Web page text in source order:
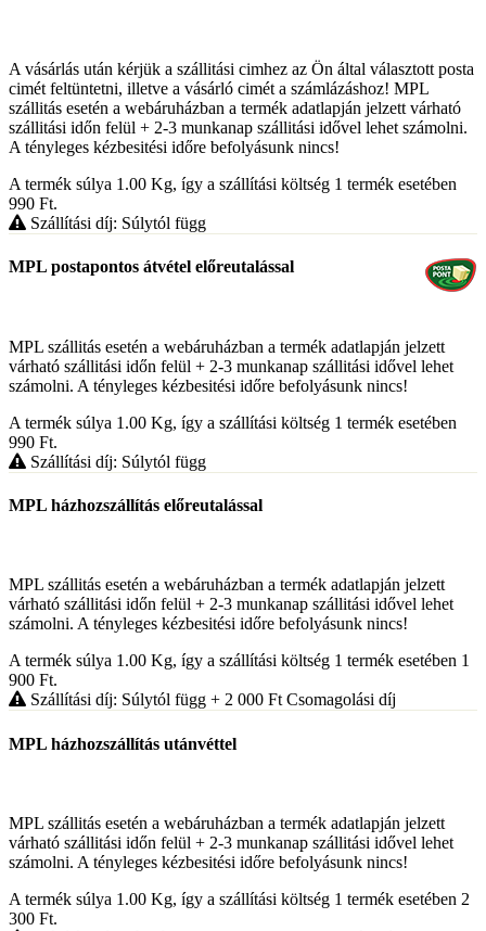
A vásárlás után kérjük a szállitási cimhez az Ön által választott posta
cimét feltüntetni, illetve a vásárló cimét a számlázáshoz! MPL
szállitás esetén a webáruházban a termék adatlapján jelzett várható
szállitási időn felül + 2-3 munkanap szállitási idővel lehet számolni.
A tényleges kézbesitési időre befolyásunk nincs!
A termék súlya 1.00 Kg, így a szállítási költség 1 termék esetében
990 Ft.
Szállítási díj: Súlytól függ
MPL postapontos átvétel előreutalással
MPL szállitás esetén a webáruházban a termék adatlapján jelzett
várható szállitási időn felül + 2-3 munkanap szállitási idővel lehet
számolni. A tényleges kézbesitési időre befolyásunk nincs!
A termék súlya 1.00 Kg, így a szállítási költség 1 termék esetében
990 Ft.
Szállítási díj: Súlytól függ
MPL házhozszállítás előreutalással
MPL szállitás esetén a webáruházban a termék adatlapján jelzett
várható szállitási időn felül + 2-3 munkanap szállitási idővel lehet
számolni. A tényleges kézbesitési időre befolyásunk nincs!
A termék súlya 1.00 Kg, így a szállítási költség 1 termék esetében 1
900 Ft.
Szállítási díj: Súlytól függ + 2 000 Ft Csomagolási díj
MPL házhozszállítás utánvéttel
MPL szállitás esetén a webáruházban a termék adatlapján jelzett
várható szállitási időn felül + 2-3 munkanap szállitási idővel lehet
számolni. A tényleges kézbesitési időre befolyásunk nincs!
A termék súlya 1.00 Kg, így a szállítási költség 1 termék esetében 2
300 Ft.